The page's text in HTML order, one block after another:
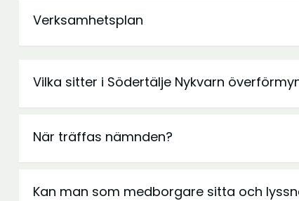
Verksamhetsplan
Vilka sitter i Södertälje Nykvarn
När träffas nämnden?
Kan man som medborgare sitta och